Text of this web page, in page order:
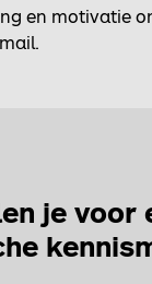
en motivatie
je voor